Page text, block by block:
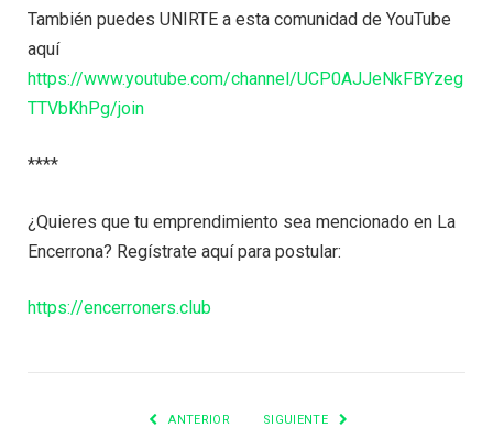
También puedes UNIRTE a esta comunidad de YouTube
aquí
https://www.youtube.com/channel/UCP0AJJeNkFBYzeg
TTVbKhPg/join
****
¿Quieres que tu emprendimiento sea mencionado en La
Encerrona? Regístrate aquí para postular:
https://encerroners.club
ANTERIOR SIGUIENTE